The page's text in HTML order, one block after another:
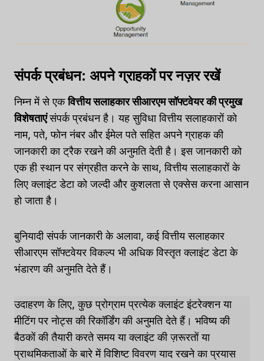
संपर्क प्रबंधन: अपने ग्राहकों पर नज़र रखें
निम्न में से एकवित्तीय सलाहकार सीआरएम सॉफ्टवेयर की प्रमुख
विशेषताएंसंपर्क प्रबंधन है। यह सुविधा वित्तीय सलाहकारों को
नाम, पते, फोन नंबर और ईमेल पते सहित अपने ग्राहक की
जानकारी का ट्रैक रखने की अनुमति देती है। इस जानकारी को
एक ही स्थान पर संग्रहीत करने के साथ, वित्तीय सलाहकारों के
लिए क्लाइंट डेटा को जल्दी और कुशलता से एक्सेस करना आसान
हो जाता है।
बुनियादी संपर्क जानकारी के अलावा, कई वित्तीय सलाहकार
सीआरएम सॉफ्टवेयर विकल्प भी अधिक विस्तृत क्लाइंट डेटा के
भंडारण की अनुमति देते हैं।
उदाहरण के लिए, कुछ प्रोग्राम प्रत्येक क्लाइंट इंटरेक्शन या
मीटिंग पर नोट्स की रिकॉर्डिंग की अनुमति देते हैं। भविष्य की
बैठकों की तैयारी करते समय या क्लाइंट की ज़रूरतों या
प्राथमिकताओं के बारे में विशिष्ट विवरण याद रखने का प्रयास